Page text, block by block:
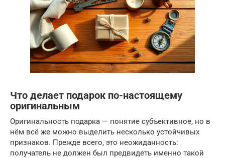
Что делает подарок по-настоящему
оригинальным
Оригинальность подарка — понятие субъективное, но в
нём всё же можно выделить несколько устойчивых
признаков. Прежде всего, это неожиданность:
получатель не должен был предвидеть именно такой